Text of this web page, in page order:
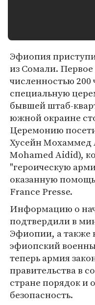
Эфиопия
из Сомали.
численностью 200
специальную
бывшей штаб-
южной окраине
Церемонию
Хусейн Мохаммед
Mohamed Aidid),
"героическую
оказанную
France Presse.
Информацию о
подтвердили в
Эфиопии, а также
эфиопский
теперь армия
правительства в
стране порядок и
безопасность.